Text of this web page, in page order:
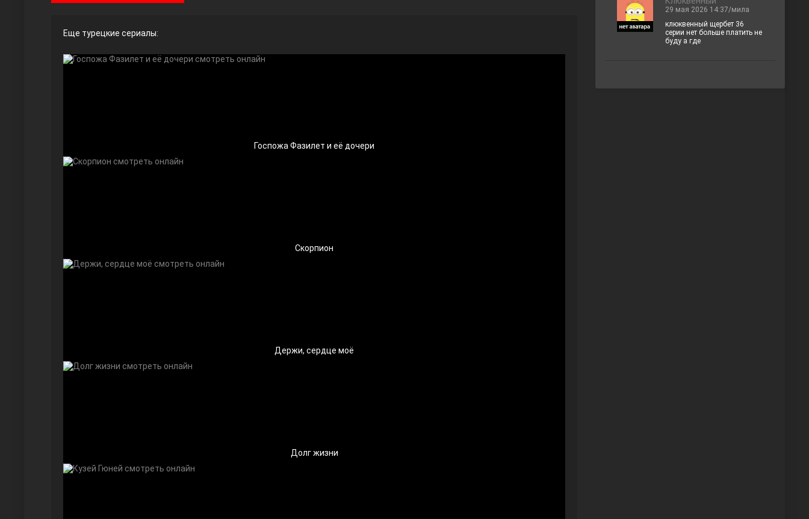
Ты назови
Еще турецкие сериалы:
Госпожа Фазилет и её дочери
Скорпион
Держи, сердце моё
Долг жизни
29 мая 2026 14:37/мила
клюквенный щербет 36
серии нет больше платить не
буду а где